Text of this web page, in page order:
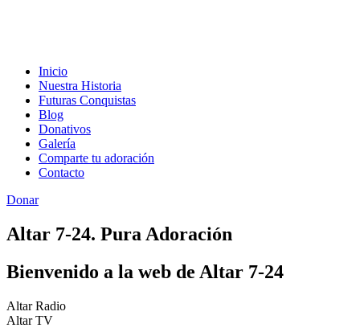
Inicio
Nuestra Historia
Futuras Conquistas
Blog
Donativos
Galería
Comparte tu adoración
Contacto
Donar
Altar 7-24. Pura Adoración
Bienvenido a la web de Altar 7-24
Altar Radio
Altar TV